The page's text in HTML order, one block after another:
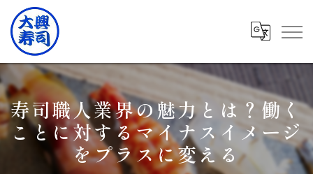
寿司職人業界の魅力とは？働く
ことに対するマイナスイメージ
をプラスに変える